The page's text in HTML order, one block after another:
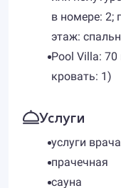
в номере: 2;
этаж:
Pool Villa:
кровать: 1)
Услуги
услуги врача
прачечная
сауна